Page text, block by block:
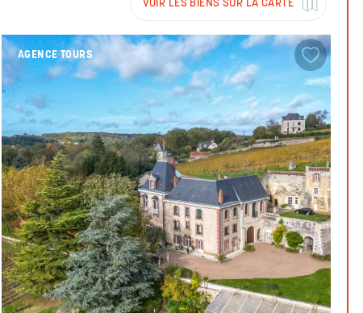
VOIR LES BIENS SUR LA CARTE
AGENCE TOURS